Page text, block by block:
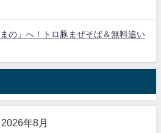
の」へ！トロ豚まぜそば＆無料追い
2026年8月